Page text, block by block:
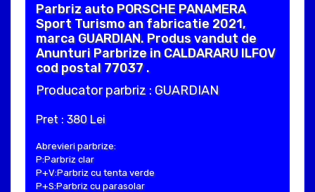
Parbriz auto PORSCHE PANAMERA
Sport Turismo an fabricatie 2021,
marca GUARDIAN. Produs vandut de
Anunturi Parbrize in CALDARARU ILFOV
cod postal 77037 .
Producator parbriz : GUARDIAN
Pret : 380 Lei
Abrevieri parbrize:
P:Parbriz clar
P+V:Parbriz cu tenta verde
P+S:Parbriz cu parasolar